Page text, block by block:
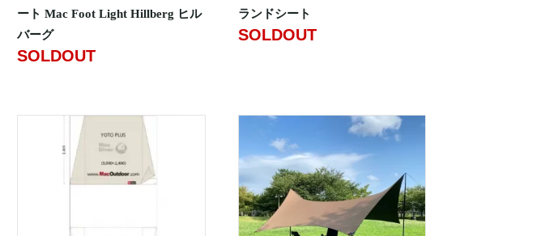
ート Mac Foot Light Hillberg ヒル
バーグ
SOLDOUT
ランドシート
SOLDOUT